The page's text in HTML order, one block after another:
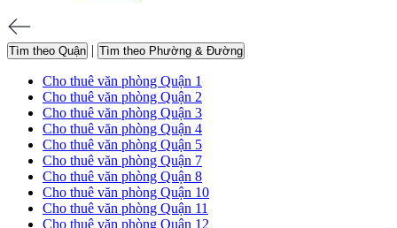
Tìm theo Quận | Tìm theo Phường & Đường
Cho thuê văn phòng Quận 1
Cho thuê văn phòng Quận 2
Cho thuê văn phòng Quận 3
Cho thuê văn phòng Quận 4
Cho thuê văn phòng Quận 5
Cho thuê văn phòng Quận 7
Cho thuê văn phòng Quận 8
Cho thuê văn phòng Quận 10
Cho thuê văn phòng Quận 11
Cho thuê văn phòng Quận 12